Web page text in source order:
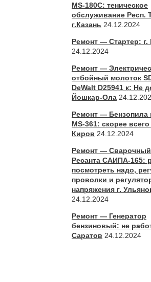
MS-180С: теническое
обслуживание Респ.
г.Казань 24.12.2024
Ремонт — Стартер: г.
24.12.2024
Ремонт —
отбойный молоток
DeWalt D25941 к: Не
Йошкар-Ола
Ремонт — Бензопила
MS-361: скорее всего
Киров 24.12.2024
Ремонт —
Ресанта САИПА-165:
посмотреть надо,
проволки и
напряжения г.
24.12.2024
Ремонт — Генератор
бензиновый: не
Саратов 24.12.2024